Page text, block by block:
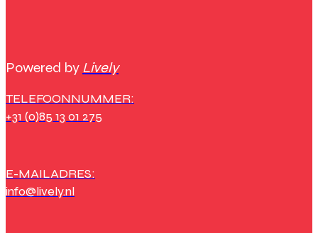
Powered by Lively
TELEFOONNUMMER:
+31 (0)85 13 01 275
E-MAILADRES:
info@lively.nl